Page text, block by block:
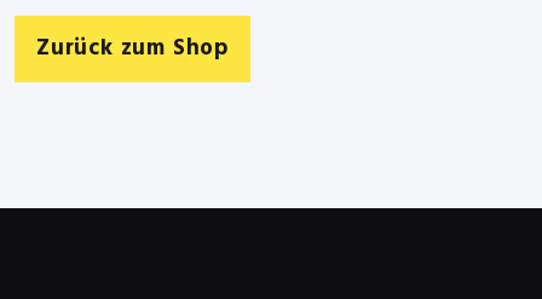
Druck
Mein
Account
Zurück zum Shop